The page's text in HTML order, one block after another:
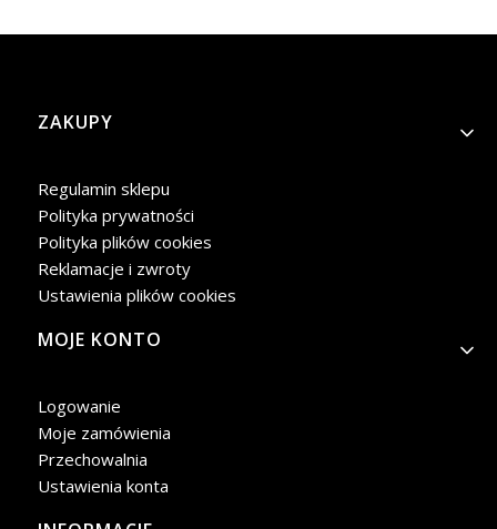
Linki w stopce
ZAKUPY
Regulamin sklepu
Polityka prywatności
Polityka plików cookies
Reklamacje i zwroty
Ustawienia plików cookies
MOJE KONTO
Logowanie
Moje zamówienia
Przechowalnia
Ustawienia konta